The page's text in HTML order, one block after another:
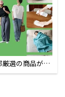
選の商品が買